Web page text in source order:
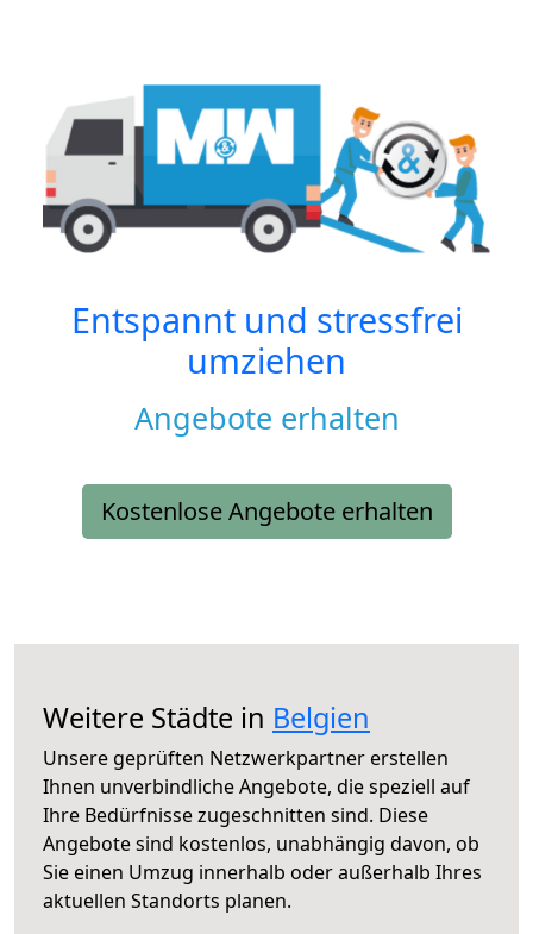
Entspannt und stressfrei
umziehen
Angebote erhalten
Kostenlose Angebote erhalten
Weitere Städte in Belgien
Unsere geprüften Netzwerkpartner erstellen
Ihnen unverbindliche Angebote, die speziell auf
Ihre Bedürfnisse zugeschnitten sind. Diese
Angebote sind kostenlos, unabhängig davon, ob
Sie einen Umzug innerhalb oder außerhalb Ihres
aktuellen Standorts planen.